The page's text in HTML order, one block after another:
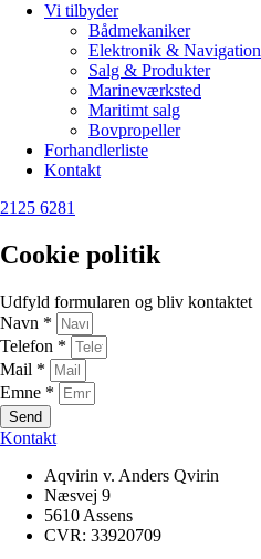
Vi tilbyder
Bådmekaniker
Elektronik & Navigation
Salg & Produkter
Marineværksted
Maritimt salg
Bovpropeller
Forhandlerliste
Kontakt
2125 6281
Cookie politik
Udfyld formularen og bliv kontaktet
Navn *
Telefon *
Mail *
Emne *
Send
Kontakt
Aqvirin v. Anders Qvirin
Næsvej 9
5610 Assens
CVR: 33920709